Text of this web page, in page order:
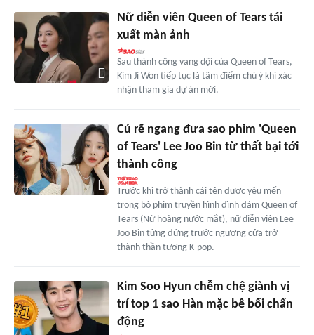
Nữ diễn viên Queen of Tears tái
xuất màn ảnh
Sau thành công vang dội của Queen of Tears,
Kim Ji Won tiếp tục là tâm điểm chú ý khi xác
nhận tham gia dự án mới.
Cú rẽ ngang đưa sao phim 'Queen
of Tears' Lee Joo Bin từ thất bại tới
thành công
Trước khi trở thành cái tên được yêu mến
trong bộ phim truyền hình đình đám Queen of
Tears (Nữ hoàng nước mắt), nữ diễn viên Lee
Joo Bin từng đứng trước ngưỡng cửa trở
thành thần tượng K-pop.
Kim Soo Hyun chễm chệ giành vị
trí top 1 sao Hàn mặc bê bối chấn
động